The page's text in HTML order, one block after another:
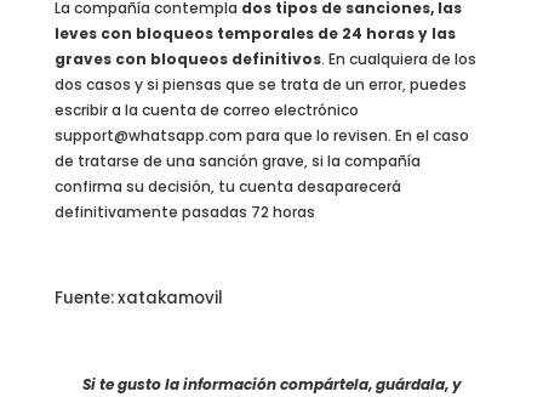
La compañía contempla dos tipos de sanciones, las
leves con bloqueos temporales de 24 horas y las
graves con bloqueos definitivos. En cualquiera de los
dos casos y si piensas que se trata de un error, puedes
escribir a la cuenta de correo electrónico
support@whatsapp.com para que lo revisen. En el caso
de tratarse de una sanción grave, si la compañía
confirma su decisión, tu cuenta desaparecerá
definitivamente pasadas 72 horas
Fuente: xatakamovil
Si te gusto la información compártela, guárdala, y